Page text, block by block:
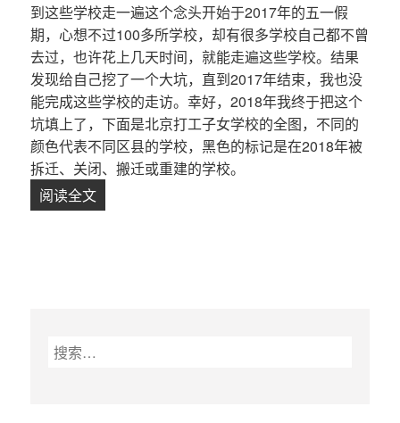
到这些学校走一遍这个念头开始于2017年的五一假
期，心想不过100多所学校，却有很多学校自己都不曾
去过，也许花上几天时间，就能走遍这些学校。结果
发现给自己挖了一个大坑，直到2017年结束，我也没
能完成这些学校的走访。幸好，2018年我终于把这个
坑填上了，下面是北京打工子女学校的全图，不同的
颜色代表不同区县的学校，黑色的标记是在2018年被
拆迁、关闭、搬迁或重建的学校。
阅读全文
搜